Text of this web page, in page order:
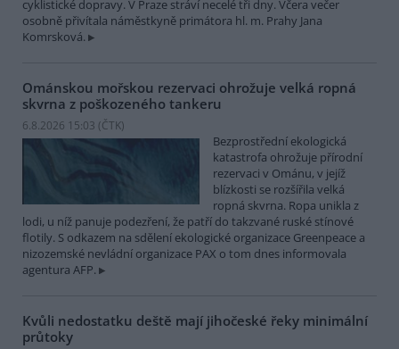
cyklistické dopravy. V Praze stráví necelé tři dny. Včera večer
osobně přivítala náměstkyně primátora hl. m. Prahy Jana
Komrsková.
Ománskou mořskou rezervaci ohrožuje velká ropná
skvrna z poškozeného tankeru
6.8.2026 15:03 (ČTK)
Bezprostřední ekologická
katastrofa ohrožuje přírodní
rezervaci v Ománu, v jejíž
blízkosti se rozšířila velká
ropná skvrna. Ropa unikla z
lodi, u níž panuje podezření, že patří do takzvané ruské stínové
flotily. S odkazem na sdělení ekologické organizace Greenpeace a
nizozemské nevládní organizace PAX o tom dnes informovala
agentura AFP.
Kvůli nedostatku deště mají jihočeské řeky minimální
průtoky